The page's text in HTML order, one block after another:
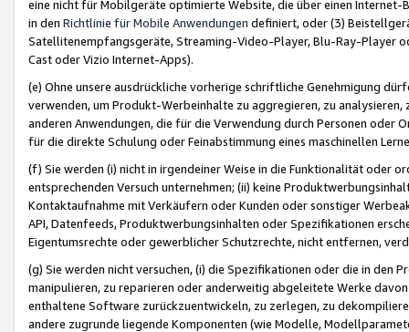
eine nicht für Mobilgeräte optimierte Website, die über einen
in den Richtlinie für Mobile Anwendungen definiert, oder (3)
Satellitenempfangsgeräte, Streaming-Video-Player, Blu-Ray-Player
Cast oder Vizio Internet-Apps).
(e) Ohne unsere ausdrückliche vorherige schriftliche Genehmigung
verwenden, um Produkt-Werbeinhalte zu aggregieren, zu
anderen Anwendungen, die für die Verwendung durch Personen
für die direkte Schulung oder Feinabstimmung eines maschinellen
(f) Sie werden (i) nicht in irgendeiner Weise in die Funktionalität oder
entsprechenden Versuch unternehmen; (ii) keine
Kontaktaufnahme mit Verkäufern oder Kunden oder sonstiger
API, Datenfeeds, Produktwerbungsinhalten oder Spezifikationen
Eigentumsrechte oder gewerblicher Schutzrechte, nicht entfernen,
(g) Sie werden nicht versuchen, (i) die Spezifikationen oder die in
manipulieren, zu reparieren oder anderweitig abgeleitete Werke
enthaltene Software zurückzuentwickeln, zu zerlegen, zu
andere zugrunde liegende Komponenten (wie Modelle,